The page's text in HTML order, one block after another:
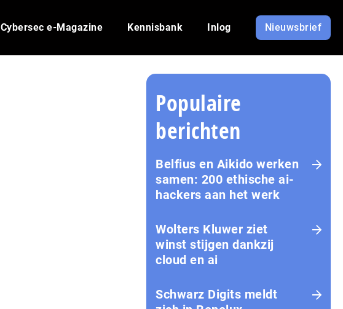
Cybersec e-Magazine Kennisbank Inlog Nieuwsbrief
Populaire
berichten
Belfius en Aikido werken
samen: 200 ethische ai-
hackers aan het werk
Wolters Kluwer ziet
winst stijgen dankzij
cloud en ai
Schwarz Digits meldt